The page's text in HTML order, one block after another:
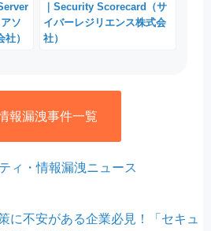
ソ
）
｜Security Scorecard（サ
イバーレジリエンス株式会
社）
報漏洩事件一覧
ィ・情報漏洩ニュース
に不安がある企業必見！「セキュ